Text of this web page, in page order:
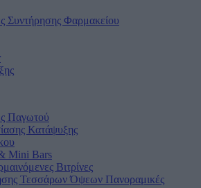
Συντήρησης Φαρμακείου
Παγωτού
Κατάψυξης
Mini Bars
Βιτρίνες
Τεσσάρων Όψεων Πανοραμικές